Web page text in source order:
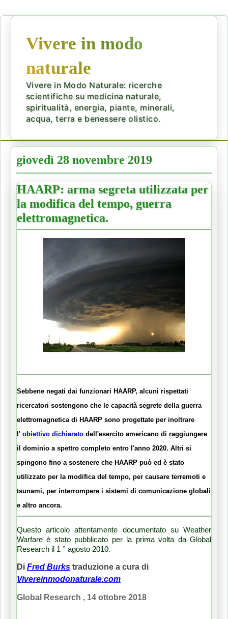
Vivere in modo
naturale
Vivere in Modo Naturale: ricerche
scientifiche su medicina naturale,
spiritualità, energia, piante, minerali,
acqua, terra e benessere olistico.
giovedì 28 novembre 2019
HAARP: arma segreta utilizzata per
la modifica del tempo, guerra
elettromagnetica.
Sebbene negati dai funzionari HAARP, alcuni rispettati
ricercatori sostengono che le capacità segrete della guerra
elettromagnetica di HAARP sono progettate per inoltrare
l' obiettivo dichiarato dell'esercito americano di raggiungere
il dominio a spettro completo entro l'anno 2020. Altri si
spingono fino a sostenere che HAARP può ed è stato
utilizzato per la modifica del tempo, per causare terremoti e
tsunami, per interrompere i sistemi di comunicazione globali
e altro ancora.
Questo articolo attentamente documentato su Weather
Warfare è stato pubblicato per la prima volta da Global
Research il 1 ° agosto 2010.
Di Fred Burks traduzione a cura di
Vivereinmodonaturale.com
Global Research , 14 ottobre 2018